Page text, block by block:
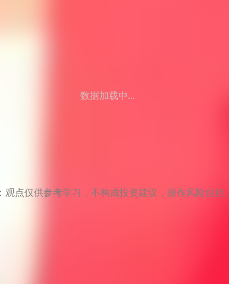
数据加载中...
观点仅供参考学习，不构成投资建议，操作风险自担